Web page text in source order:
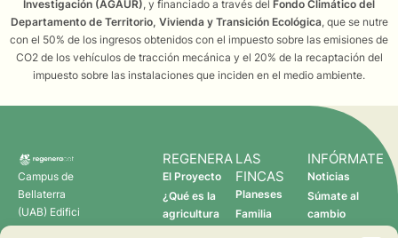
Investigación (AGAUR) , y financiado a través del Fondo Climático del
Departamento de Territorio, Vivienda y Transición Ecológica , que se nutre
con el 50% de los ingresos obtenidos con el impuesto sobre las emisiones de
CO2 de los vehículos de tracción mecánica y el 20% de la recaptación del
impuesto sobre las instalaciones que inciden en el medio ambiente.
Campus de
Bellaterra
(UAB) Edifici
C 08193
REGENERA
El Proyecto
¿Qué es la
agricultura
LAS
FINCAS
Planeses
Familia
INFÓRMATE
Noticias
Súmate al
cambio